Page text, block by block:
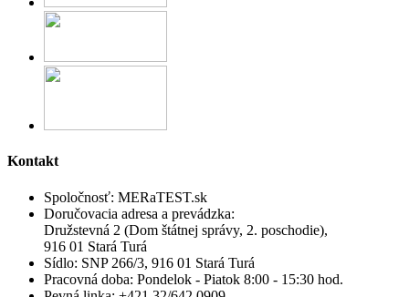
Kontakt
Spoločnosť: MERaTEST.sk
Doručovacia adresa a prevádzka:
Družstevná 2 (Dom štátnej správy, 2. poschodie),
916 01 Stará Turá
Sídlo: SNP 266/3, 916 01 Stará Turá
Pracovná doba: Pondelok - Piatok 8:00 - 15:30 hod.